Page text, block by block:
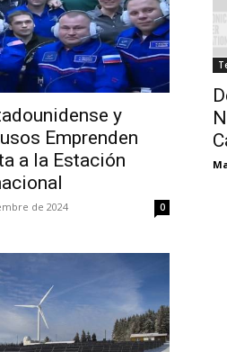
y
Emprenden
a la Estación
de 2024 0